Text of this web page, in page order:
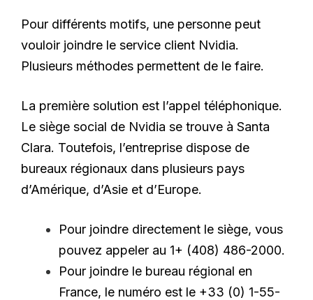
Pour différents motifs, une personne peut
vouloir joindre le service client Nvidia.
Plusieurs méthodes permettent de le faire.
La première solution est l’appel téléphonique.
Le siège social de Nvidia se trouve à Santa
Clara. Toutefois, l’entreprise dispose de
bureaux régionaux dans plusieurs pays
d’Amérique, d’Asie et d’Europe.
Pour joindre directement le siège, vous
pouvez appeler au 1+ (408) 486-2000.
Pour joindre le bureau régional en
France, le numéro est le +33 (0) 1-55-